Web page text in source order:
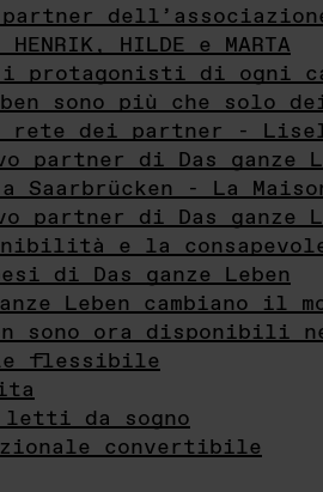
HILDE e MARTA
i protagonisti di ogni
sono più che solo
la rete dei partner -
partner di Das ganze
a Saarbrücken - La
partner di Das ganze
e la
di Das ganze Leben
Leben cambiano il
sono ora disponibili
flessibile
letti da sogno
convertibile